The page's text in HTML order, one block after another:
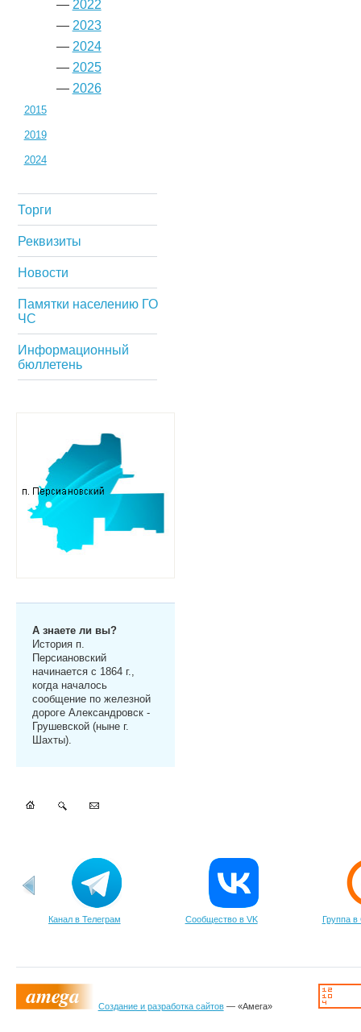
— 2022
— 2023
— 2024
— 2025
— 2026
2015
2019
2024
Торги
Реквизиты
Новости
Памятки населению ГО
ЧС
Информационный
бюллетень
А знаете ли вы?
История п.
Персиановский
начинается с 1864 г.,
когда началось
сообщение по железной
дороге Александровск -
Грушевской (ныне г.
Шахты).
Канал в Телеграм Сообщество в VK Группа в
Создание и разработка сайтов— «Амега»